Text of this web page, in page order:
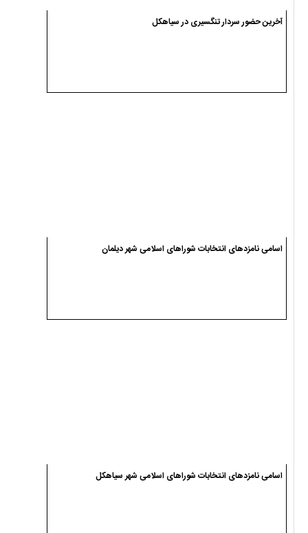
آخرین حضور سردار تنگسیری در سیاهکل
اسامی نامزدهای انتخابات شوراهای اسلامی شهر دیلمان
اسامی نامزدهای انتخابات شوراهای اسلامی شهر سیاهکل